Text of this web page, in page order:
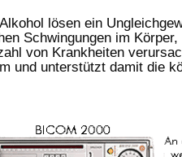
lösen ein
Schwingungen im
von Krankheiten
und unterstützt damit die